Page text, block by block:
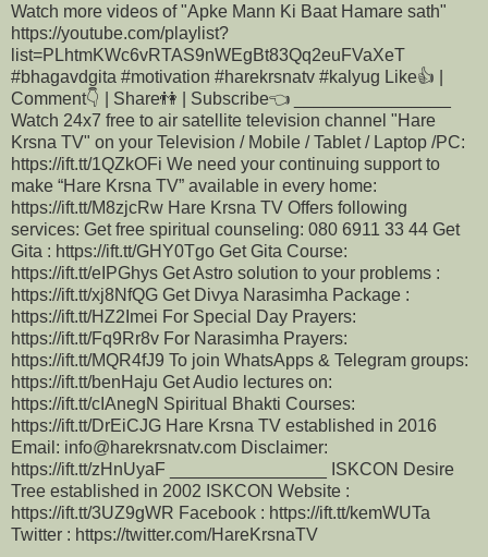
Watch more videos of "Apke Mann Ki Baat Hamare sath"
https://youtube.com/playlist?
list=PLhtmKWc6vRTAS9nWEgBt83Qq2euFVaXeT
#bhagavdgita #motivation #harekrsnatv #kalyug Like👍 |
Comment👇 | Share👫 | Subscribe👈 ________________
Watch 24x7 free to air satellite television channel "Hare
Krsna TV" on your Television / Mobile / Tablet / Laptop /PC:
https://ift.tt/1QZkOFi We need your continuing support to
make “Hare Krsna TV” available in every home:
https://ift.tt/M8zjcRw Hare Krsna TV Offers following
services: Get free spiritual counseling: 080 6911 33 44 Get
Gita : https://ift.tt/GHY0Tgo Get Gita Course:
https://ift.tt/eIPGhys Get Astro solution to your problems :
https://ift.tt/xj8NfQG Get Divya Narasimha Package :
https://ift.tt/HZ2Imei For Special Day Prayers:
https://ift.tt/Fq9Rr8v For Narasimha Prayers:
https://ift.tt/MQR4fJ9 To join WhatsApps & Telegram groups:
https://ift.tt/benHaju Get Audio lectures on:
https://ift.tt/cIAnegN Spiritual Bhakti Courses:
https://ift.tt/DrEiCJG Hare Krsna TV established in 2016
Email: info@harekrsnatv.com Disclaimer:
https://ift.tt/zHnUyaF ________________ ISKCON Desire
Tree established in 2002 ISKCON Website :
https://ift.tt/3UZ9gWR Facebook : https://ift.tt/kemWUTa
Twitter : https://twitter.com/HareKrsnaTV